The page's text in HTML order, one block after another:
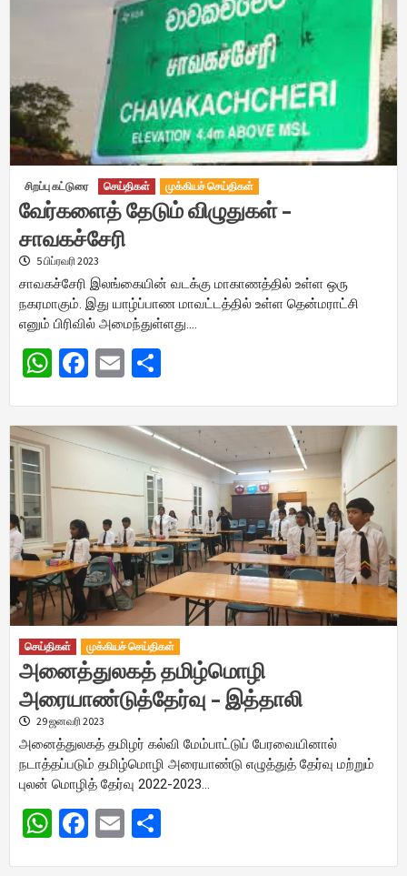
சிறப்பு கட்டுரை செய்திகள் முக்கியச் செய்திகள்
வேர்களைத் தேடும் விழுதுகள் –
சாவகச்சேரி
5 பிப்ரவரி 2023
சாவகச்சேரி இலங்கையின் வடக்கு மாகாணத்தில் உள்ள ஒரு
நகரமாகும். இது யாழ்ப்பாண மாவட்டத்தில் உள்ள தென்மராட்சி
எனும் பிரிவில் அமைந்துள்ளது….
WhatsApp
Facebook
Email
செய்திகள் முக்கியச் செய்திகள்
அனைத்துலகத் தமிழ்மொழி
அரையாண்டுத்தேர்வு – இத்தாலி
29 ஜனவரி 2023
அனைத்துலகத் தமிழர் கல்வி மேம்பாட்டுப் பேரவையினால்
நடாத்தப்படும் தமிழ்மொழி அரையாண்டு எழுத்துத் தேர்வு மற்றும்
புலன் மொழித் தேர்வு 2022-2023…
WhatsApp
Facebook
Email